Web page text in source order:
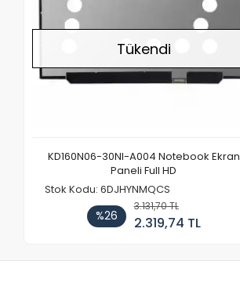
Tükendi
KD160N06-30NI-A004 Notebook Ekran
Paneli Full HD
Stok Kodu: 6DJHYNMQCS
%26
3.131,70 TL
2.319,74 TL